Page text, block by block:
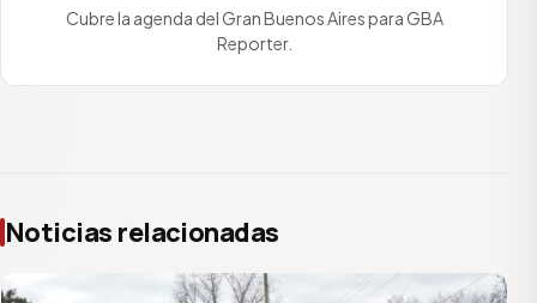
Cubre la agenda del Gran Buenos Aires para GBA
Reporter.
Noticias relacionadas